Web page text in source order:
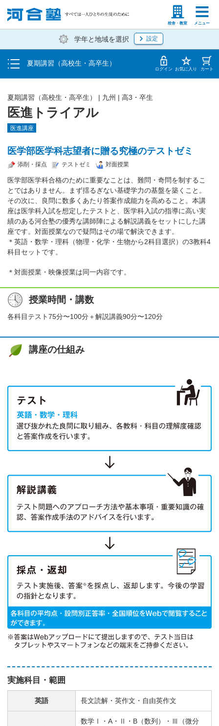
校舎・教室 メニュー
塾生の方 高等学校の先生
学年と地域を選択 設定
夏期講習（高校生・高卒生）
受講料・お申し込み方法
受講開始までの流れ
校舎・教室一覧 ログイン お気に入り カート
医進トライアル
夏期講習（高校生・高卒生） | 九州 | 高3・卒生
医進講座
医学部医学科志望者に贈る究極のテストゼミ
添削・採点 テストゼミ 対面授業
医学部医学科合格のために重要なことは、難問・奇問を制するこ
とではありません。まず揺るぎない基礎学力の基盤を築くこと。
その次に、良問に数多くあたり答案作成能力を高めること。本講
座は医学科入試を想定したテストと、医学科入試の指導に高い実
績のある河合塾の優秀な講師陣による解説講義をセットにした講
座です。対面授業なので疑問はその場で解決できます。
＊英語・数学・理科（物理・化学・生物から2科目選択）の3教科4
科目セットです。
＊対面授業・映像授業は同一内容です。
授業時間・講数
各科目テスト75分〜100分＋解説講義90分〜120分
講座の仕組み
実施科目・範囲
英語 長文読解・英作文・自由英作文
数学Ⅰ・A・Ⅱ・B（数列）・Ⅲ（微分